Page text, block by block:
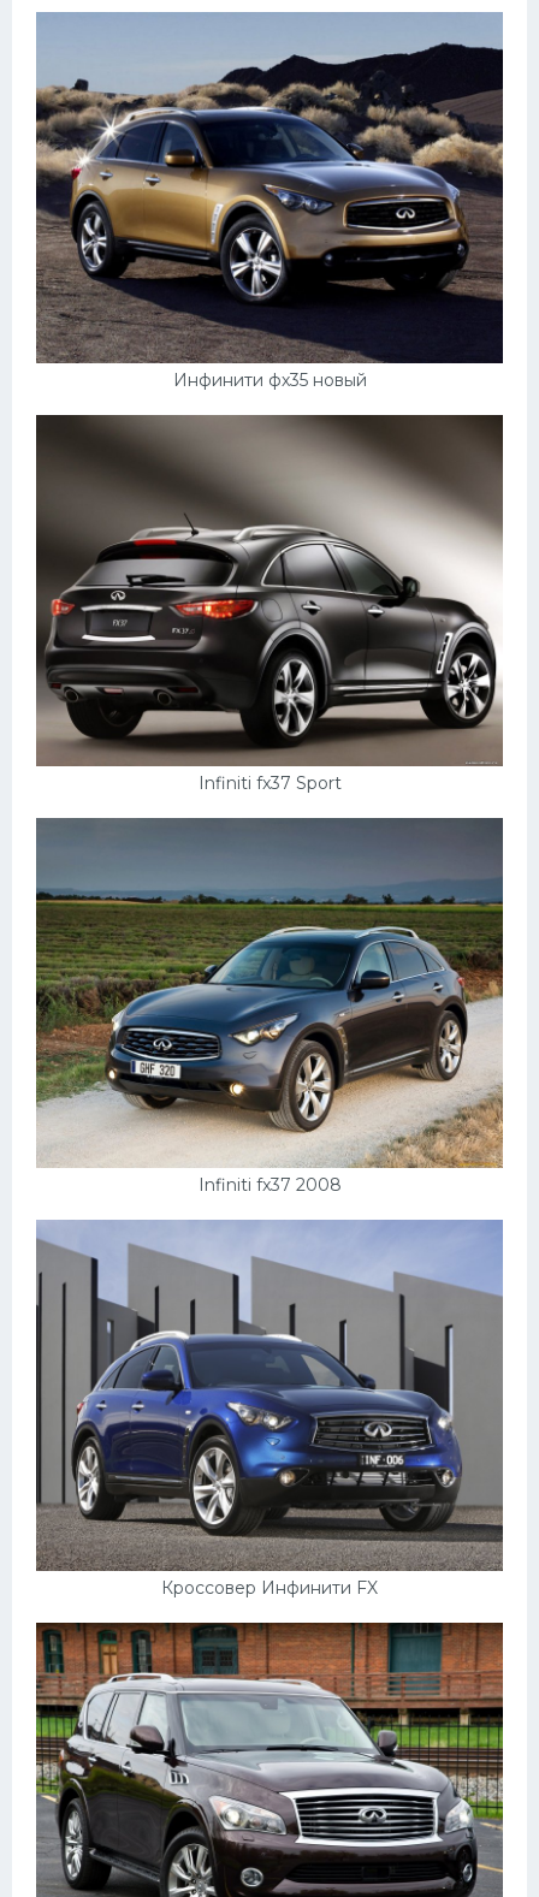
Инфинити фх35 новый
Infiniti fx37 Sport
Infiniti fx37 2008
Кроссовер Инфинити FX
Автобусы
Хонда
Грузовики
Шевроле
УАЗ
Кадиллак
Автокемпер
Феррари
Додж
Ява
Эмблемы
Спецтехника